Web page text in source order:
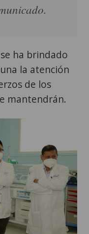
ha brindado
la atención
de los
mantendrán.